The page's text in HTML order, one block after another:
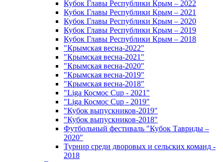
Кубок Главы Республики Крым – 2022
Кубок Главы Республики Крым – 2021
Кубок Главы Республики Крым – 2020
Кубок Главы Республики Крым – 2019
Кубок Главы Республики Крым – 2018
"Крымская весна-2022"
"Крымская весна-2021"
"Крымская весна-2020"
"Крымская весна-2019"
"Крымская весна-2018"
"Liga Космос Cup - 2021"
"Liga Космос Cup - 2019"
"Кубок выпускников-2019"
"Кубок выпускников-2018"
Футбольный фестиваль "Кубок Тавриды –
2020"
Турнир среди дворовых и сельских команд -
2018